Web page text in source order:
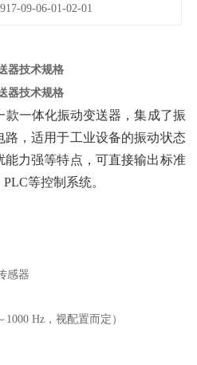
09-06-01-02-01
器技术规格
器技术规格
款一体化振动变送器，集成了振
，适用于工业设备的振动状态
能力强等特点，可直接输出标准
等控制系统。
感器
1000 Hz，视配置而定）